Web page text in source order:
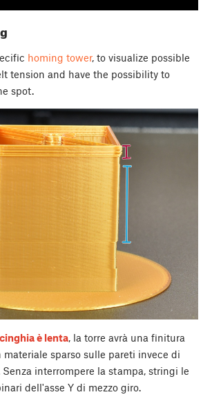
homing tower, to visualize possible
tension and have the possibility to
spot.
cinghia è lenta, la torre avrà una finitura
materiale sparso sulle pareti invece di
interrompere la stampa, stringi le
dell'asse Y di mezzo giro.